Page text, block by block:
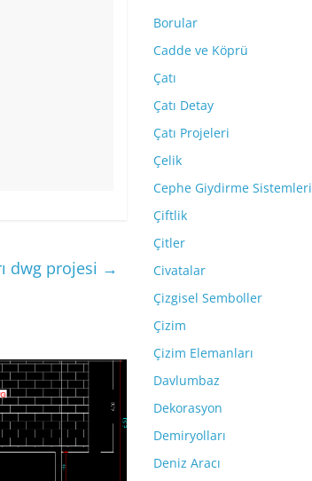
dwg projesi →
Borular
Cadde ve Köprü
Çatı
Çatı Detay
Çatı Projeleri
Çelik
Cephe Giydirme Sistemleri
Çiftlik
Çitler
Civatalar
Çizgisel Semboller
Çizim
Çizim Elemanları
Davlumbaz
Dekorasyon
Demiryolları
Deniz Aracı